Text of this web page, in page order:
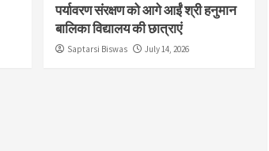
पर्यावरण संरक्षण को आगे आईं श्री हनुमान
बालिका विद्यालय की छात्राएं
Saptarsi Biswas July 14, 2026